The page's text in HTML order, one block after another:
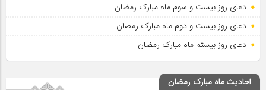
دعای روز بیست و سوم ماه مبارک رمضان
دعای روز بیست و دوم ماه مبارک رمضان
دعای روز بیستم ماه مبارک رمضان
احادیث ماه مبارک رمضان